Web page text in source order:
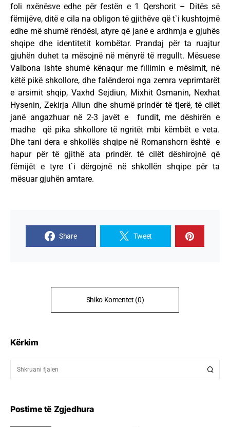
foli nxënësve edhe për festën e 1 Qershorit – Ditës së
fëmijëve, ditë e cila na obligon të gjithëve që t`i kushtojmë
edhe më shumë rëndësi, atyre që janë e ardhmja e gjuhës
shqipe dhe identitetit kombëtar. Prandaj për ta ruajtur
gjuhën duhet ta mësojnë në mënyrë të rregullt. Mësuese
Valbona ishte shumë kënaqur me fillimin e mësimit, në
këtë pikë shkollore, dhe falënderoi nga zemra veprimtarët
e arsimit shqip, Vaxhd Sejdiun, Mixhit Osmanin, Nexhat
Hysenin, Zekirja Aliun dhe shumë prindër të tjerë, të cilët
janë angazhuar në 2-3 javët e fundit, me dëshirën e
madhe që pika shkollore të ngritët mbi këmbët e veta.
Dhe tani dera e shkollës shqipe në Romanshorn është e
hapur për të gjithë ata prindër. të cilët dëshirojnë që
fëmijët e tyre t`i dërgojnë në shkollën shqipe për ta
mësuar gjuhën amtare.
Share Tweet
Shiko Komentet (0)
Kërkim
Postime të Zgjedhura